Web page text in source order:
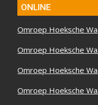
ONLINE
Omroep Hoeksche
Omroep Hoeksche
Omroep Hoeksche
Omroep Hoeksche